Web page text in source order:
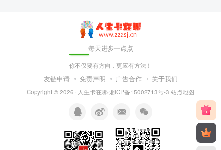
每天进步一点点
你不仅要有方向，更应有方法！
友链申请 免责声明 广告合作 关于我们
Copyright © 2026 · 人生卡在哪·湘ICP备15002713号-3·站点地图